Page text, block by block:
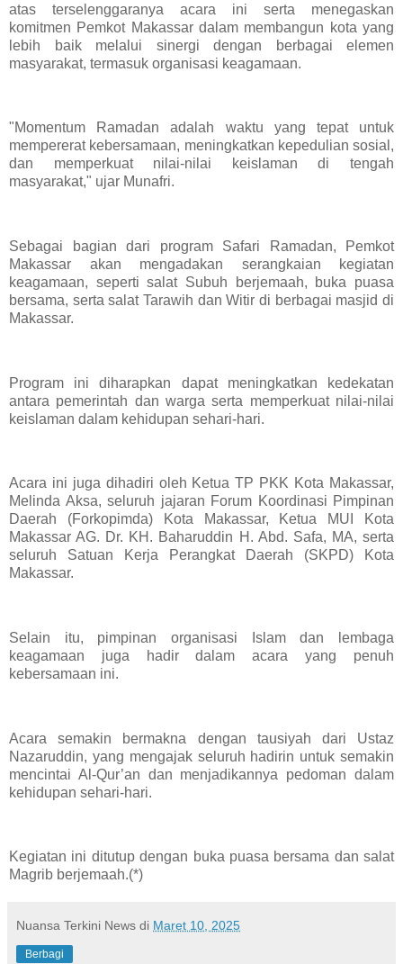
atas terselenggaranya acara ini serta menegaskan
komitmen Pemkot Makassar dalam membangun kota yang
lebih baik melalui sinergi dengan berbagai elemen
masyarakat, termasuk organisasi keagamaan.
"Momentum Ramadan adalah waktu yang tepat untuk
mempererat kebersamaan, meningkatkan kepedulian sosial,
dan memperkuat nilai-nilai keislaman di tengah
masyarakat," ujar Munafri.
Sebagai bagian dari program Safari Ramadan, Pemkot
Makassar akan mengadakan serangkaian kegiatan
keagamaan, seperti salat Subuh berjemaah, buka puasa
bersama, serta salat Tarawih dan Witir di berbagai masjid di
Makassar.
Program ini diharapkan dapat meningkatkan kedekatan
antara pemerintah dan warga serta memperkuat nilai-nilai
keislaman dalam kehidupan sehari-hari.
Acara ini juga dihadiri oleh Ketua TP PKK Kota Makassar,
Melinda Aksa, seluruh jajaran Forum Koordinasi Pimpinan
Daerah (Forkopimda) Kota Makassar, Ketua MUI Kota
Makassar AG. Dr. KH. Baharuddin H. Abd. Safa, MA, serta
seluruh Satuan Kerja Perangkat Daerah (SKPD) Kota
Makassar.
Selain itu, pimpinan organisasi Islam dan lembaga
keagamaan juga hadir dalam acara yang penuh
kebersamaan ini.
Acara semakin bermakna dengan tausiyah dari Ustaz
Nazaruddin, yang mengajak seluruh hadirin untuk semakin
mencintai Al-Qur’an dan menjadikannya pedoman dalam
kehidupan sehari-hari.
Kegiatan ini ditutup dengan buka puasa bersama dan salat
Magrib berjemaah.(*)
Nuansa Terkini News di Maret 10, 2025
Berbagi